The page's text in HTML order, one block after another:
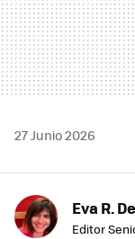
27 Junio 2026
Eva R.
Editor